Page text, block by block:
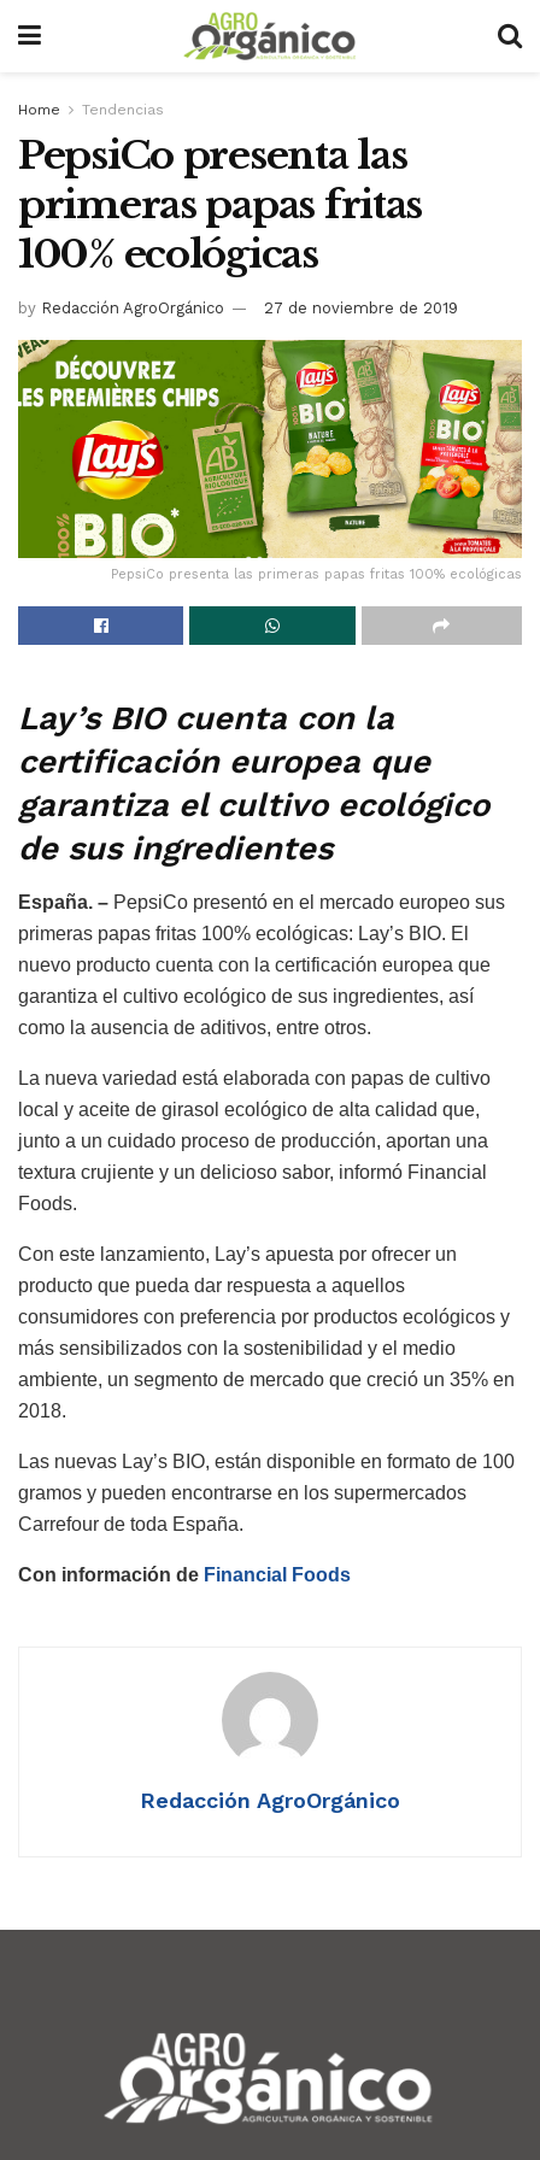
Home Tendencias
PepsiCo presenta las
primeras papas fritas
100% ecológicas
by Redacción AgroOrgánico 27 de noviembre de 2019
PepsiCo presenta las primeras papas fritas 100% ecológicas
Lay’s BIO cuenta con la
certificación europea que
garantiza el cultivo ecológico
de sus ingredientes
España. – PepsiCo presentó en el mercado europeo sus
primeras papas fritas 100% ecológicas: Lay’s BIO. El
nuevo producto cuenta con la certificación europea que
garantiza el cultivo ecológico de sus ingredientes, así
como la ausencia de aditivos, entre otros.
La nueva variedad está elaborada con papas de cultivo
local y aceite de girasol ecológico de alta calidad que,
junto a un cuidado proceso de producción, aportan una
textura crujiente y un delicioso sabor, informó Financial
Foods.
Con este lanzamiento, Lay’s apuesta por ofrecer un
producto que pueda dar respuesta a aquellos
consumidores con preferencia por productos ecológicos y
más sensibilizados con la sostenibilidad y el medio
ambiente, un segmento de mercado que creció un 35% en
2018.
Las nuevas Lay’s BIO, están disponible en formato de 100
gramos y pueden encontrarse en los supermercados
Carrefour de toda España.
Con información de Financial Foods
Redacción AgroOrgánico